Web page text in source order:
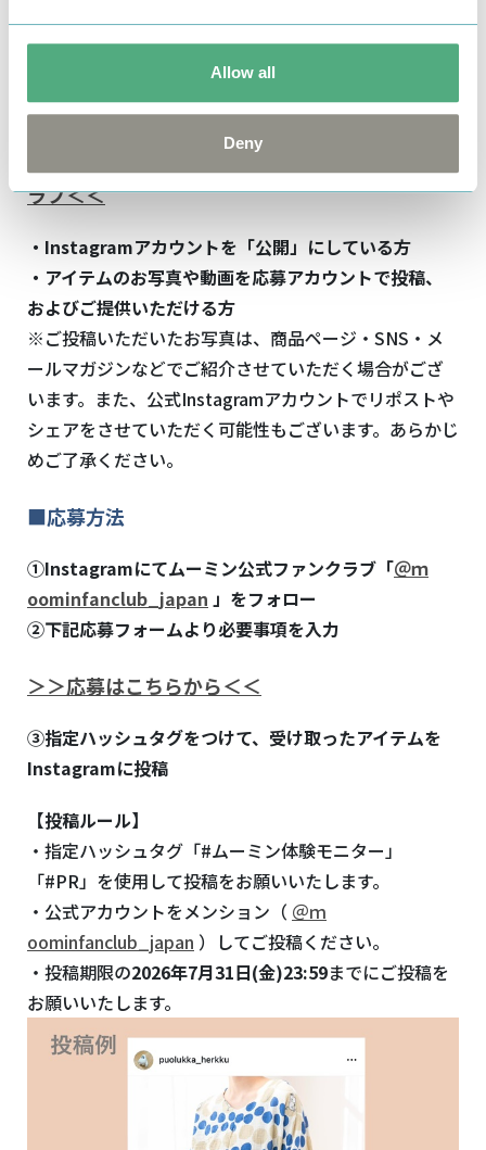
Allow all
Deny
■応募資格
・ムーミン公式ファンクラブ有料会員の方
※ご利用状況の確認方法についてはこちら
＞＞ご登録はこちらから！ムーミン公式ファンク
ラブ＜＜
・Instagramアカウントを「公開」にしている方
・アイテムのお写真や動画を応募アカウントで投稿、
およびご提供いただける方
※ご投稿いただいたお写真は、商品ページ・SNS・メ
ールマガジンなどでご紹介させていただく場合がござ
います。また、公式Instagramアカウントでリポストや
シェアをさせていただく可能性もございます。あらかじ
めご了承ください。
■応募方法
①Instagramにてムーミン公式ファンクラブ「＠ｍ
oominfanclub_japan 」をフォロー
②下記応募フォームより必要事項を入力
＞＞応募はこちらから＜＜
③指定ハッシュタグをつけて、受け取ったアイテムを
Instagramに投稿
【投稿ルール】
・指定ハッシュタグ「#ムーミン体験モニター」
「#PR」を使用して投稿をお願いいたします。
・公式アカウントをメンション（ ＠ｍ
oominfanclub_japan ）してご投稿ください。
・投稿期限の2026年7月31日(金)23:59までにご投稿を
お願いいたします。